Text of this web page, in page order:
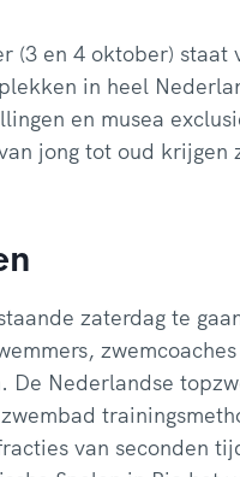
(3 en 4 oktober)
in heel
en musea
jong tot oud
zaterdag te
Nederlandse
van seconden